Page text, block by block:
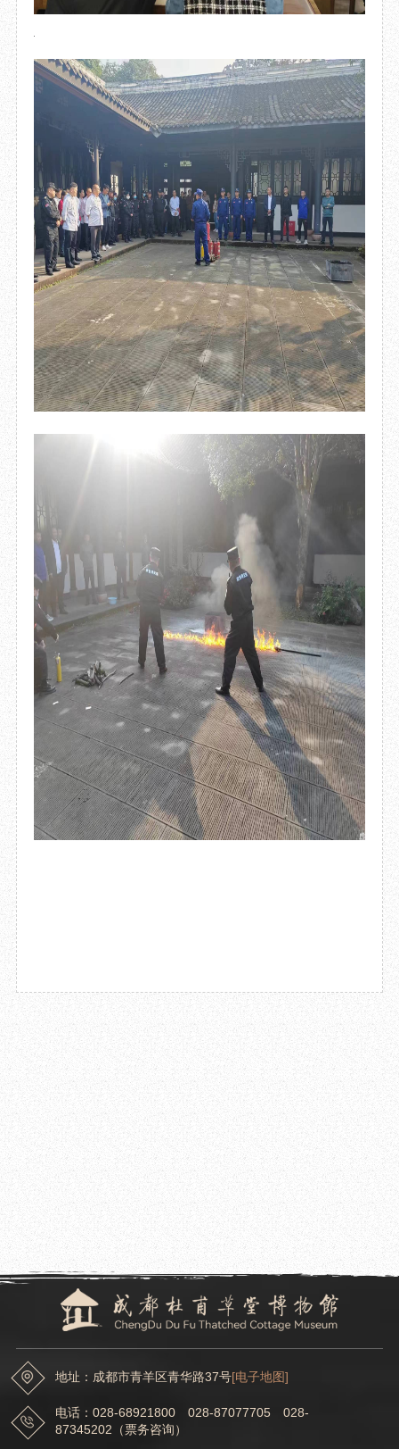
2023.11.16
温 馨 提 示
2023.11.10
“首届草堂中华诗歌论坛”在成都杜甫草堂博物馆举行
地址：成都市青羊区青华路37号[电子地图]
电话：028-68921800 028-87077705 028-
87345202（票务咨询）